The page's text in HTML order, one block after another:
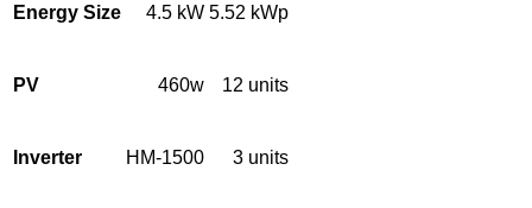
Energy Size 4.5 kW 5.52 kWp
PV 460w 12 units
Inverter HM-1500 3 units